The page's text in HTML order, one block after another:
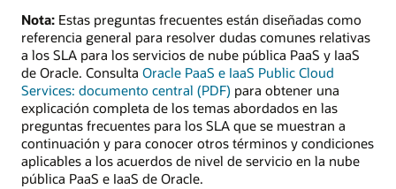
Nota: Estas preguntas frecuentes están diseñadas como
referencia general para resolver dudas comunes relativas
a los SLA para los servicios de nube pública PaaS y IaaS
de Oracle. Consulta Oracle PaaS e IaaS Public Cloud
Services: documento central (PDF) para obtener una
explicación completa de los temas abordados en las
preguntas frecuentes para los SLA que se muestran a
continuación y para conocer otros términos y condiciones
aplicables a los acuerdos de nivel de servicio en la nube
pública PaaS e IaaS de Oracle.